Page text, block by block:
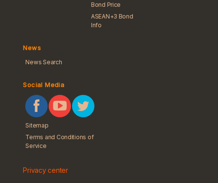
Bond Price
ASEAN+3 Bond
Info
News
News Search
Social Media
Sitemap
Terms and Conditions of
Service
Privacy center